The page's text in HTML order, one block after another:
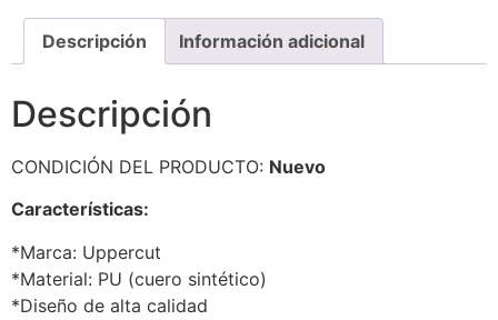
Descripción Información adicional
Descripción
CONDICIÓN DEL PRODUCTO: Nuevo
Características:
*Marca: Uppercut
*Material: PU (cuero sintético)
*Diseño de alta calidad